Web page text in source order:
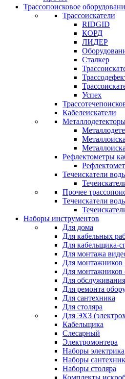
Трассопоисковое
Трассоискатели
RIDGID
КОРД
ЛИДЕР
Сталкер
Успех
Кабелеискатели
Рефлектометры
Течеискатели
Прочее
Течеискатели
Наборы инструментов
Для дома
Для кабельных
Для кабельщика-
Для монтажа
Для
Для монтажников
Для
Для ремонта
Для сантехника
Для столяра
Для ЭХЗ
Кабельщика
Слесарный
Электромонтера
Наборы электрика
Наборы
Наборы столяра
Комплекты